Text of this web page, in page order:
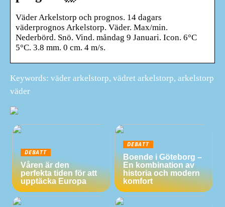
Väder Arkelstorp och prognos. 14 dagars
väderprognos Arkelstorp. Väder. Max/min.
Nederbörd. Snö. Vind. måndag 9 Januari. Icon. 6°C
5°C. 3.8 mm. 0 cm. 4 m/s.
Keywords: väder arkelstorp, vädret arkelstorp, arkelstorp
väder
DEBATT
Våren är den
perfekta tiden för att
upptäcka Europa
DEBATT
Boende i Göteborg –
En kombination av
historia och modern
komfort